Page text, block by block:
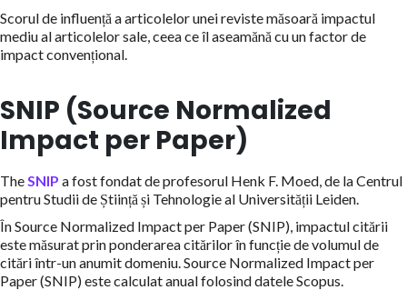
Scorul de influență a articolelor unei reviste măsoară impactul
mediu al articolelor sale, ceea ce îl aseamănă cu un factor de
impact convențional.
SNIP (Source Normalized
Impact per Paper)
The SNIP a fost fondat de profesorul Henk F. Moed, de la Centrul
pentru Studii de Știință și Tehnologie al Universității Leiden.
În Source Normalized Impact per Paper (SNIP), impactul citării
este măsurat prin ponderarea citărilor în funcție de volumul de
citări într-un anumit domeniu. Source Normalized Impact per
Paper (SNIP) este calculat anual folosind datele Scopus.